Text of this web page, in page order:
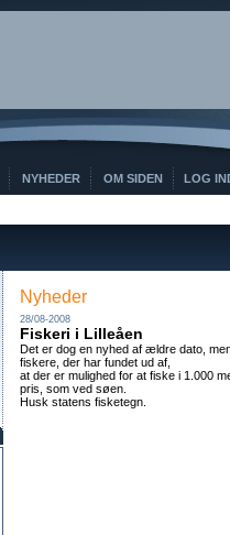
NYHEDER OM SIDEN LOG
Nyheder
28/08-2008
Fiskeri i Lilleåen
Det er dog en nyhed af ældre dato,
fiskere, der har fundet ud af,
at der er mulighed for at fiske i 1.000
pris, som ved søen.
Husk statens fisketegn.